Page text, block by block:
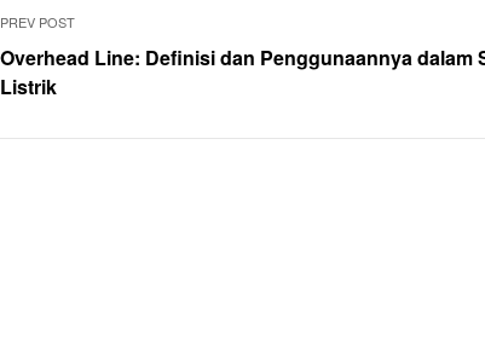
PREV POST
Overhead Line: Definisi dan Penggunaannya dalam
Listrik